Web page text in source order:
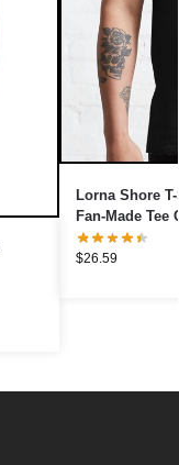
Lorna Shore
Fan-Made Tee
$26.59